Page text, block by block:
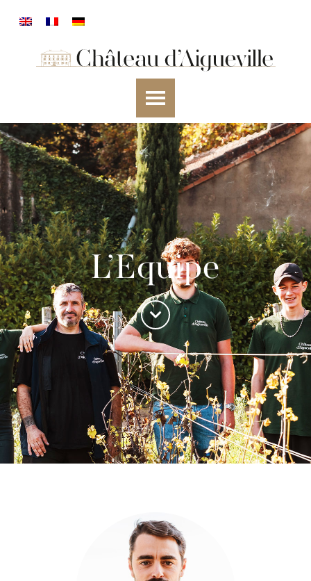
L’Equipe